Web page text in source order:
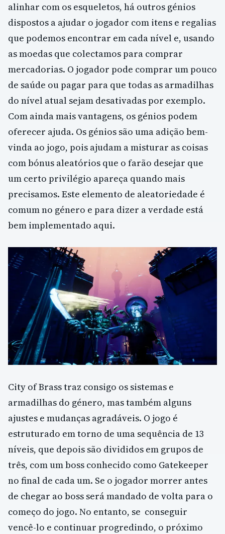
alinhar com os esqueletos, há outros génios
dispostos a ajudar o jogador com itens e regalias
que podemos encontrar em cada nível e, usando
as moedas que colectamos para comprar
mercadorias. O jogador pode comprar um pouco
de saúde ou pagar para que todas as armadilhas
do nível atual sejam desativadas por exemplo.
Com ainda mais vantagens, os génios podem
oferecer ajuda. Os génios são uma adição bem-
vinda ao jogo, pois ajudam a misturar as coisas
com bónus aleatórios que o farão desejar que
um certo privilégio apareça quando mais
precisamos. Este elemento de aleatoriedade é
comum no género e para dizer a verdade está
bem implementado aqui.
City of Brass traz consigo os sistemas e
armadilhas do género, mas também alguns
ajustes e mudanças agradáveis. O jogo é
estruturado em torno de uma sequência de 13
níveis, que depois são divididos em grupos de
três, com um boss conhecido como Gatekeeper
no final de cada um. Se o jogador morrer antes
de chegar ao boss será mandado de volta para o
começo do jogo. No entanto, se conseguir
vencê-lo e continuar progredindo, o próximo